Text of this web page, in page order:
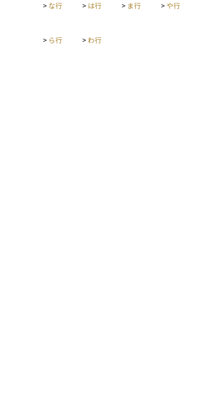
> な行 > は行 > ま行 > や行
> ら行 > わ行